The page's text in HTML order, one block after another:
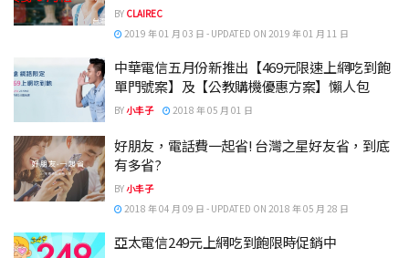
BY CLAIREC
2019 年 01 月 03 日 - UPDATED ON 2019 年 01 月 11 日
中華電信五月份新推出【469元限速上網吃到飽
單門號案】及【公教購機優惠方案】懶人包
BY小丰子 2018 年 05 月 01 日
好朋友，電話費一起省! 台灣之星好友省，到底
有多省?
BY小丰子
2018 年 04 月 09 日 - UPDATED ON 2018 年 05 月 28 日
亞太電信249元上網吃到飽限時促銷中